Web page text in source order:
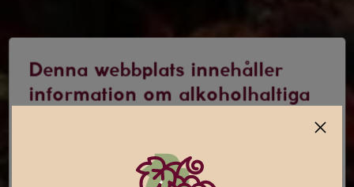
Denna webbplats innehåller
information om alkoholhaltiga
Jag är 25 år eller äldre